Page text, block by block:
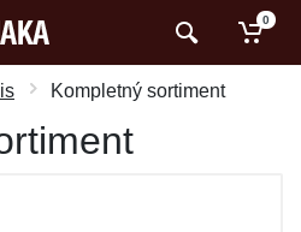
0
Kompletný sortiment